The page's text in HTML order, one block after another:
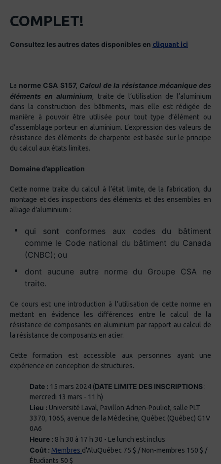
COMPLET!
Consultez les autres dates disponibles en cliquant ici
La norme CSA S157, Calcul de la résistance mécanique des
éléments en aluminium,
traite de l’utilisation de l’aluminium
dans la construction des bâtiments, mais elle est rédigée de
manière à pouvoir être utilisée pour tout type d’élément ou
d’assemblage porteur en aluminium. L’expression des valeurs de
résistance des éléments de charpente est basée sur le principe
du calcul aux états limites.
Domaine d’application
Cette norme traite du calcul à l’état limite, de la fabrication, du
montage et des inspections des éléments et des ensembles en
alliage d’aluminium :
qui sont conformes aux codes du bâtiment
comme le Code national du bâtiment du Canada
(CNBC); ou
dont aucune autre norme du Groupe CSA ne
traite.
Ce cours est une introduction à l’utilisation de cette norme en
mettant en évidence les différences entre le calcul de la
résistance de composants en aluminium par rapport au calcul de
la résistance de composants en acier.
Cette formation est accessible aux personnes ayant une
expérience en conception de structures.
Date : 15 mars 2024 (DATE LIMITE DES INSCRIPTIONS :
mercredi 13 mars - 11 h)
Lieu : Université Laval, Pavillon Adrien-Pouliot, salle PLT
3370, 1065, avenue de la Médecine, Québec (Québec) G1V
0A6
Heure : 8 h 30 à 17 h 30 - Le lunch est inclus
Coût : Membres d'AluQuébec 75 $ / Non-membres 150 $ /
Étudiants 50 $